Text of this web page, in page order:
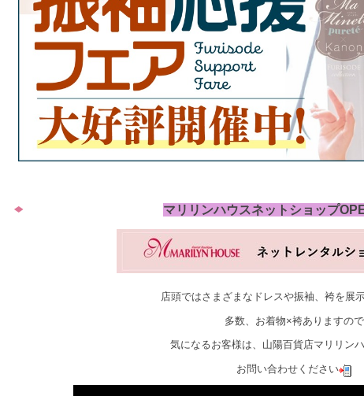
マリリンハウスネットショップ
店頭ではさまざまなドレスや振袖、袴を展
多数、お着物×袴ありますので
気になるお客様は、山陽百貨店マリリン
お問い合わせください